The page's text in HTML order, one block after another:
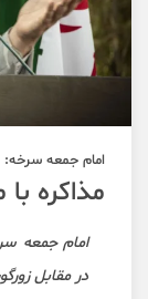
امام‌ جمعه سرخه:
مذاکره
امام جمعه
در مقابل